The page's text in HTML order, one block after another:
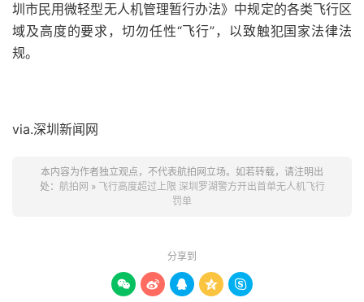
圳市民用微轻型无人机管理暂行办法》中规定的各类飞行区
域及高度的要求，切勿任性“飞行”，以致触犯国家法律法
规。
via.深圳新闻网
本内容为作者独立观点，不代表航拍网立场。如若转载，请注明出
处： 航拍网 » 飞行高度超过上限 深圳罗湖警方开出首单无人机飞行
罚单
分享到
    